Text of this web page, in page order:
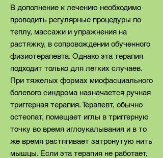
В дополнение к лечению необходимо
проводить регулярные процедуры по
теплу, массажи и упражнения на
растяжку, в сопровождении обученного
физиотерапевта. Однако эта терапия
подходит только для легких случаев.
При тяжелых формах миофасциального
болевого синдрома назначается ручная
триггерная терапия. Терапевт, обычно
остеопат, помещает иглы в триггерную
точку во время иглоукалывания и в то
же время растягивает затронутую нить
мышцы. Если эта терапия не работает,